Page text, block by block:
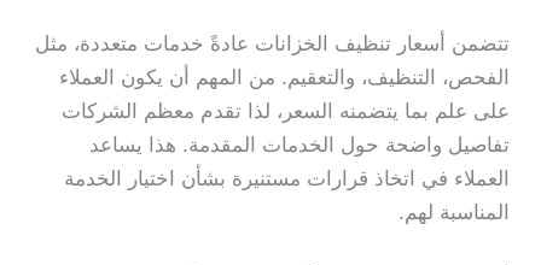
تتضمن أسعار تنظيف الخزانات عادةً خدمات متعددة، مثل
الفحص، التنظيف، والتعقيم. من المهم أن يكون العملاء
على علم بما يتضمنه السعر، لذا تقدم معظم الشركات
تفاصيل واضحة حول الخدمات المقدمة. هذا يساعد
العملاء في اتخاذ قرارات مستنيرة بشأن اختيار الخدمة
المناسبة لهم.